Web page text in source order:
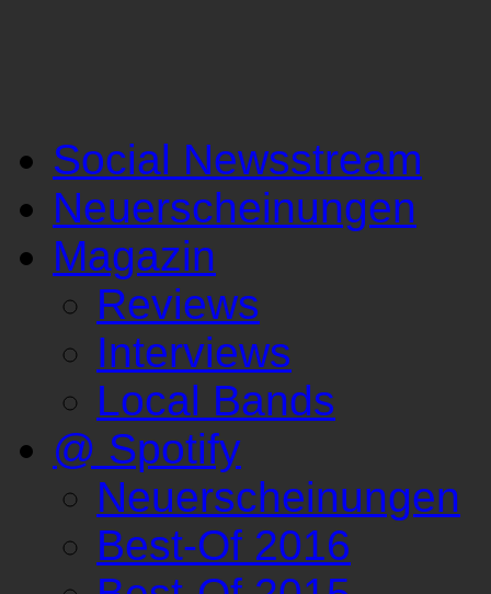
Social Newsstream
Neuerscheinungen
Magazin
Reviews
Interviews
Local Bands
@ Spotify
Neuerscheinungen
Best-Of 2016